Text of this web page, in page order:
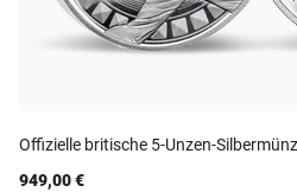
Offizielle britische 5-Unzen-
949,00 €